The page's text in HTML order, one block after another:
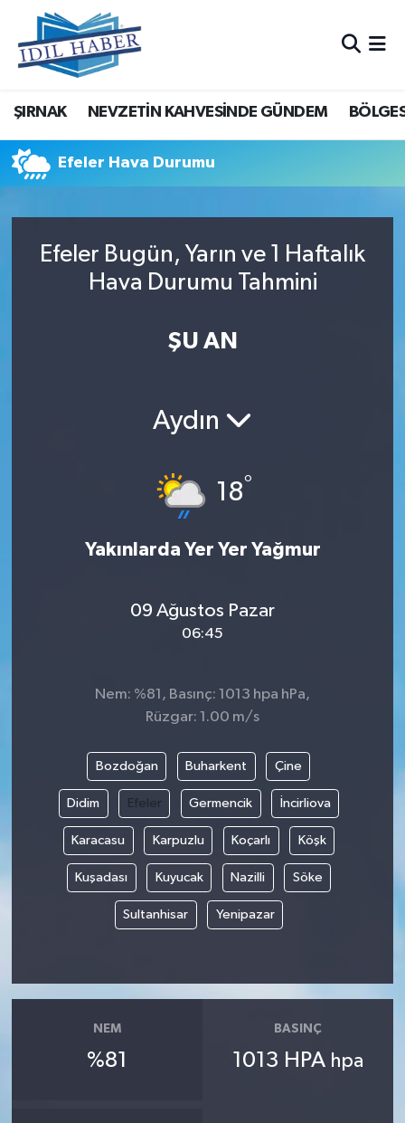
ŞIRNAK NEVZETİN KAHVESİNDE GÜNDEM
Efeler Hava Durumu
Efeler Bugün, Yarın ve 1 Haftalık
Hava Durumu Tahmini
ŞU AN
Aydın
18°
Yakınlarda Yer Yer Yağmur
09 Ağustos Pazar
06:45
Nem: %81, Basınç: 1013 hpa hPa,
Rüzgar: 1.00 m/s
Bozdoğan Buharkent Çine
Didim Efeler Germencik İncirliova
Karacasu Karpuzlu Koçarlı Köşk
Kuşadası Kuyucak Nazilli Söke
Sultanhisar Yenipazar
NEM
%81
BASINÇ
1013 HPA hpa
Nöbetçi Eczaneler
Hava Durumu
Trafik Durumu
Tüm Manşetler